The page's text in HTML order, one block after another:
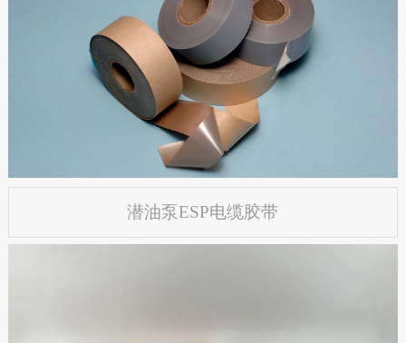
潜油泵ESP电缆胶带